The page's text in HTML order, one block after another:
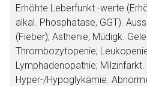
Erhöhte Leberfunkt.-werte
alkal. Phosphatase, GGT).
(Fieber); Asthenie; Müdigk.
Thrombozytopenie;
Lymphadenopathie; Milzinfarkt.
Hyper-/Hypoglykämie.